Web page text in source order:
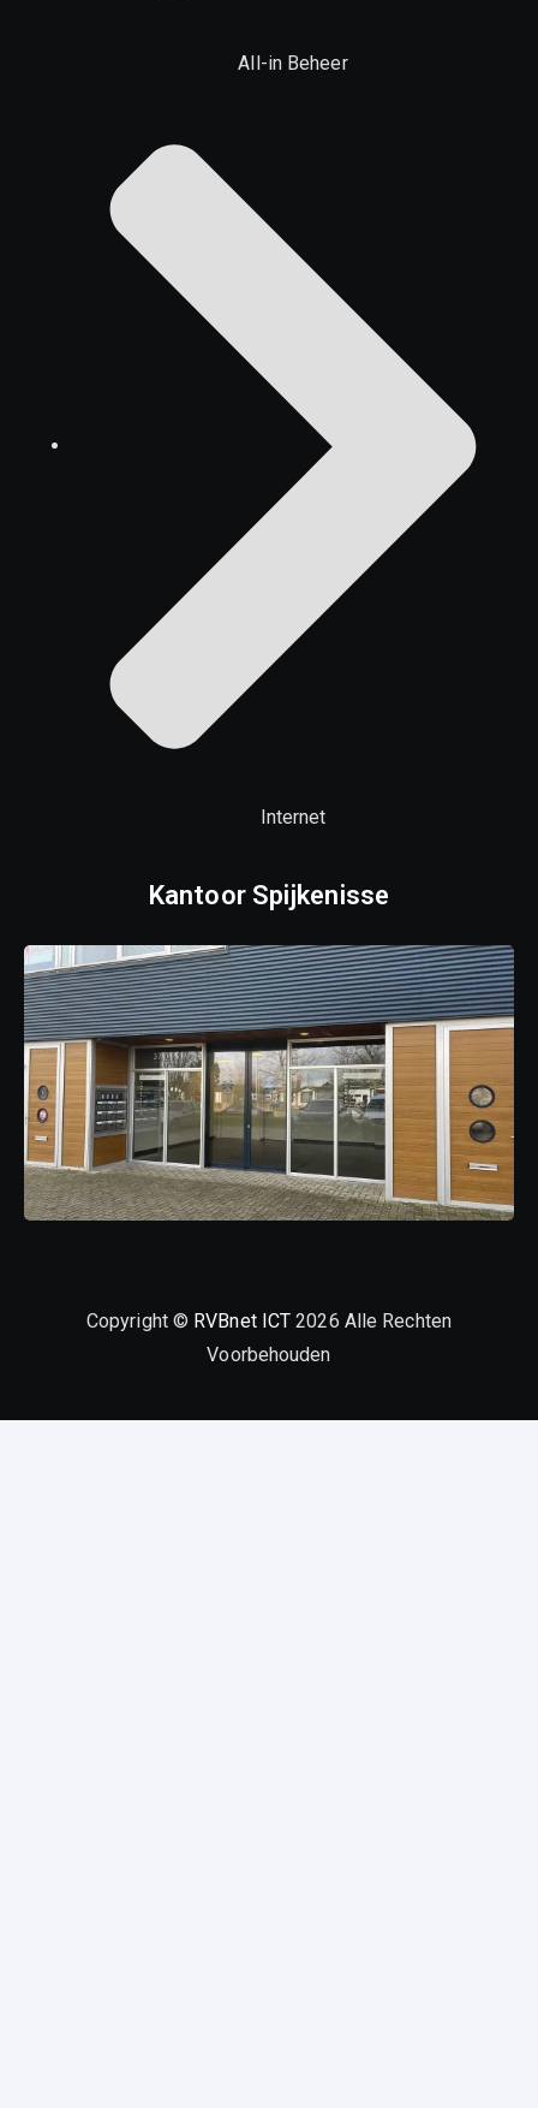
All-in Beheer
Internet
Kantoor Spijkenisse
Copyright © RVBnet ICT 2026 Alle Rechten
Voorbehouden